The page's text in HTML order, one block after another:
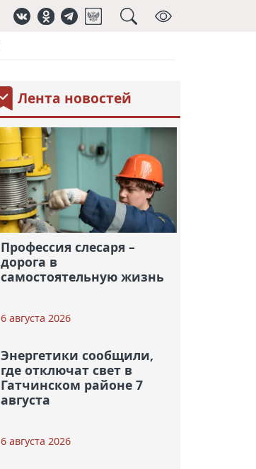
Лента новостей
Профессия слесаря –
дорога в
самостоятельную жизнь
6 августа 2026
Энергетики сообщили,
где отключат свет в
Гатчинском районе 7
августа
6 августа 2026